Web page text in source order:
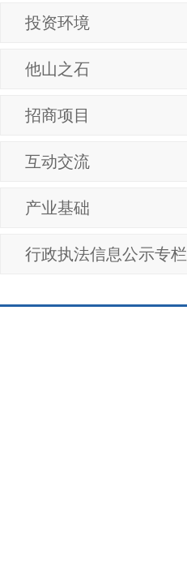
投资环境
他山之石
招商项目
互动交流
产业基础
行政执法信息公示专栏